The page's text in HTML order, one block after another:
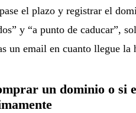
el plazo y registrar el
y “a punto de caducar”,
un email en cuanto llegue la
un dominio o si